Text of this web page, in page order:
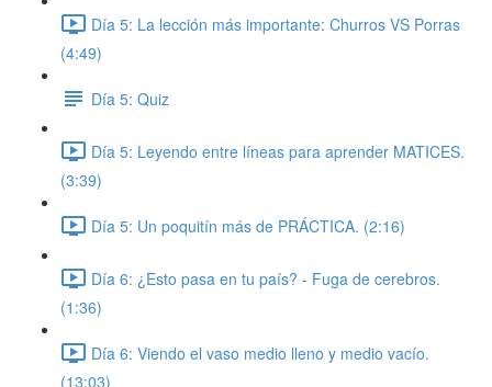
Día 5: La lección más importante: Churros VS Porras
(4:49)
Día 5: Quiz
Día 5: Leyendo entre líneas para aprender MATICES.
(3:39)
Día 5: Un poquitín más de PRÁCTICA. (2:16)
Día 6: ¿Esto pasa en tu país? - Fuga de cerebros.
(1:36)
Día 6: Viendo el vaso medio lleno y medio vacío.
(13:03)